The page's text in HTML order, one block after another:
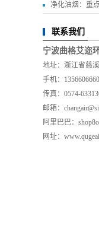
净化油烟：重
联系我们
宁波曲格艾迩
地址：浙江省慈
手机：
传真：0574-
邮箱：
阿里巴巴：
网址：